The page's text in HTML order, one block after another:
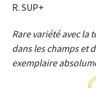
R. SUP+
Rare variété avec la
dans les champs et
exemplaire